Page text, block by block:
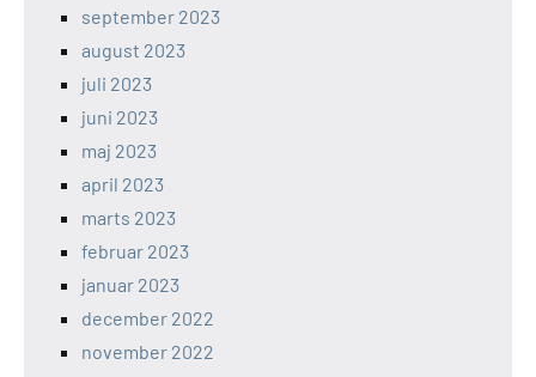
september 2023
august 2023
juli 2023
juni 2023
maj 2023
april 2023
marts 2023
februar 2023
januar 2023
december 2022
november 2022